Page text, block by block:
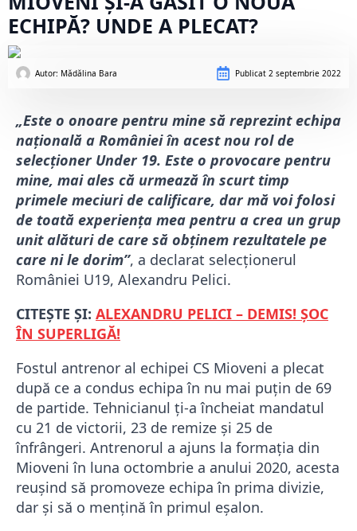
ECHIPĂ? UNDE A PLECAT?
Autor: Mădălina Bara Publicat 2 septembrie 2022
„Este o onoare pentru mine să reprezint echipa
națională a României în acest nou rol de
selecționer Under 19. Este o provocare pentru
mine, mai ales că urmează în scurt timp
primele meciuri de calificare, dar mă voi folosi
de toată experiența mea pentru a crea un grup
unit alături de care să obținem rezultatele pe
care ni le dorim”, a declarat selecționerul
României U19, Alexandru Pelici.
CITEȘTE ȘI: ALEXANDRU PELICI – DEMIS! ȘOC
ÎN SUPERLIGĂ!
Fostul antrenor al echipei CS Mioveni a plecat
după ce a condus echipa în nu mai puțin de 69
de partide. Tehnicianul ți-a încheiat mandatul
cu 21 de victorii, 23 de remize și 25 de
înfrângeri. Antrenorul a ajuns la formația din
Mioveni în luna octombrie a anului 2020, acesta
reușind să promoveze echipa în prima divizie,
dar și să o mențină în primul eșalon.